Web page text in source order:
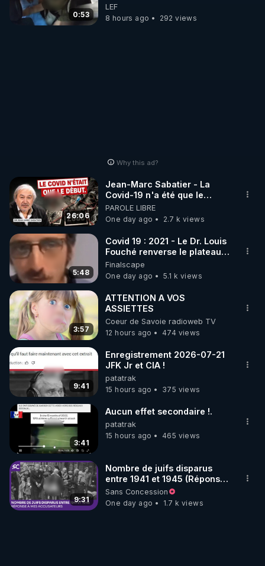
0:53
son ptit ami est brutalement
enlevé par milice Zelensky
LEF
8 hours ago
292 views
Why this ad?
26:06
Jean-Marc Sabatier - La
Covid-19 n'a été que le
début - L'ARNm & l'ARNm-aa
jusqu où auront-t-il ?
PAROLE LIBRE
One day ago
2.7 k views
5:48
Covid 19 : 2021 - Le Dr. Louis
Fouché renverse le plateau
de CNews !
Finalscape
One day ago
5.1 k views
3:57
ATTENTION A VOS
ASSIETTES
Coeur de Savoie radioweb TV
12 hours ago
474 views
9:41
Enregistrement 2026-07-21
JFK Jr et CIA !
patatrak
15 hours ago
375 views
3:41
Aucun effet secondaire !.
patatrak
15 hours ago
465 views
9:31
Nombre de juifs disparus
entre 1941 et 1945 (Réponse
à mes accusateurs)
Sans Concession
One day ago
1.7 k views